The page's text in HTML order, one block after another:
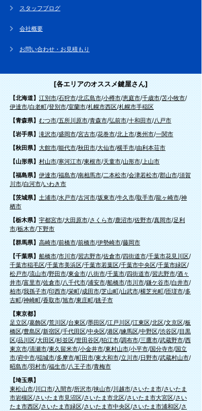
スタッフブログ
会社概要
お問い合わせ・お見積もり
[各エリアのオススメ鍵屋さん]
【北海道】 江別市/石狩市/北広島市/小樽市/恵庭市/千歳市/苫小牧市/
伊達市/白老町/登別市/室蘭市/札幌市西区/札幌市手稲区
【青森県】 むつ市/五所川原市/青森市/弘前市/十和田市/八戸市
【岩手県】 滝沢市/盛岡市/宮古市/花巻市/北上市/奥州市/一関市
【秋田県】 大館市/能代市/秋田市/大仙市/横手市/由利本荘市
【山形県】 村山市/寒河江市/東根市/天童市/山形市/上山市
【福島県】 伊達市/福島市/南相馬市/二本松市/会津若松市/郡山市/須賀
川市/白河市/いわき市
【茨城県】 土浦市/水戸市/古河市/坂東市/牛久市/取手市/龍ヶ崎市/神
栖市
【栃木県】 宇都宮市/大田原市/さくら市/鹿沼市/佐野市/真岡市/足利
市/栃木市/下野市
【群馬県】 高崎市/前橋市/前橋市/伊勢崎市/藤岡市
【千葉県】 船橋市/市川市/習志野市/佐倉市/四街道市/千葉市花見川区/
千葉市稲毛区/千葉市美浜区/千葉市若葉区/千葉市中央区/千葉市緑区/
松戸市/流山市/野田市/東金市/八街市/千葉市/四街道市/習志野市/酒々
井市/富里市/佐倉市/八千代市/浦安市/船橋市/市川市/鎌ケ谷市/白井市/
柏市/我孫子市/印西市/栄町/成田市/芝山町/山武市/横芝光町/匝瑳市/多
古町/神崎町/香取市/旭市/東庄町/銚子市
【東京都】
足立区/葛飾区/荒川区/台東区/墨田区/江戸川区/江東区/北区/文京区/板
橋区/豊島区/新宿区/千代田区/中央区/港区/練馬区/中野区/渋谷区/目黒
区/品川区/大田区/杉並区/世田谷区/狛江市/調布市/三鷹市/武蔵野市/西
東京市/清瀬市/東久留米市/小金井市/東村山市/小平市/国分寺市/国立
市/府中市/稲城市/多摩市/町田市/東大和市/立川市/日野市/武蔵村山市/
昭島市/羽村市/福生市/八王子市/青梅市
【埼玉県】
東松山市/川口市/入間市/所沢市/挟山市/川越市/さいたま市/さいたま
市岩槻区/さいたま市見沼区/さいたま市北区/さいたま市大宮区/さい
たま市西区/さいたま市緑区/さいたま市中央区/さいたま市浦和区/さ